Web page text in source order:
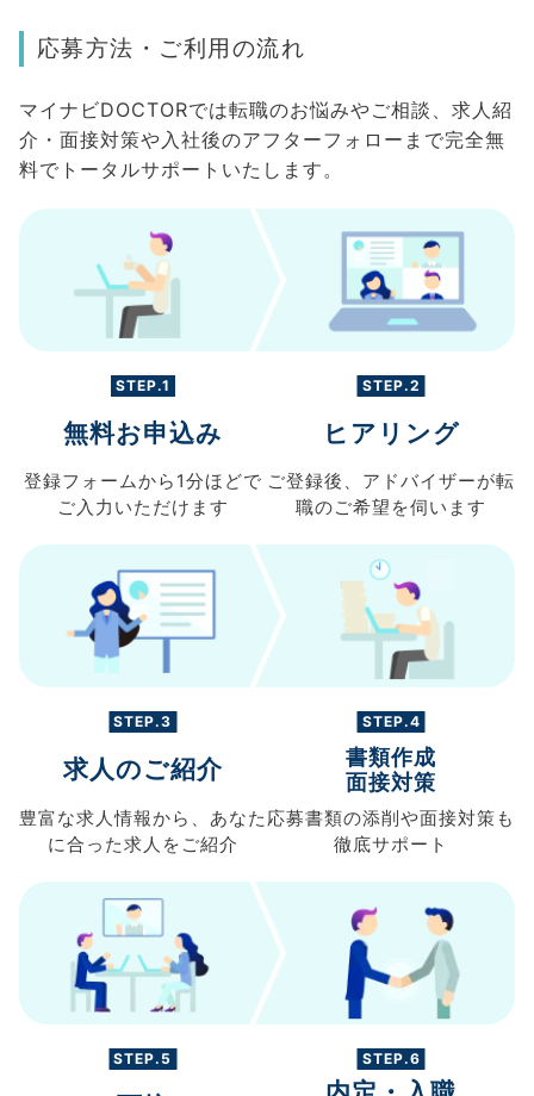
応募方法・ご利用の流れ
マイナビDOCTORでは転職のお悩みやご相談、求人紹
介・面接対策や入社後のアフターフォローまで完全無
料でトータルサポートいたします。
STEP.1
無料お申込み
登録フォームから 1分ほどで
ご入力 いただけます
STEP.2
ヒアリング
ご登録後、 アドバイザーが転
職のご希望を伺います
STEP.3
求人のご紹介
豊富な求人情報から、 あなた
に合った求人を ご紹介
STEP.4
書類作成
面接対策
応募書類の添削や面接対策も
徹底サポート
STEP.5 STEP.6